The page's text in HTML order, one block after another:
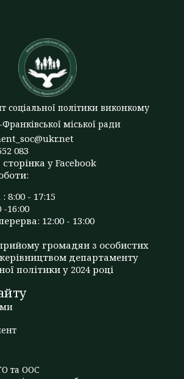
соціальної політики виконкому
Франківської міської ради
083
у Facebook
8:00 - 17:15
-16:00
12:00 - 13:00
громадян з особистих
департаменту
політики у 2024 році
та ООС